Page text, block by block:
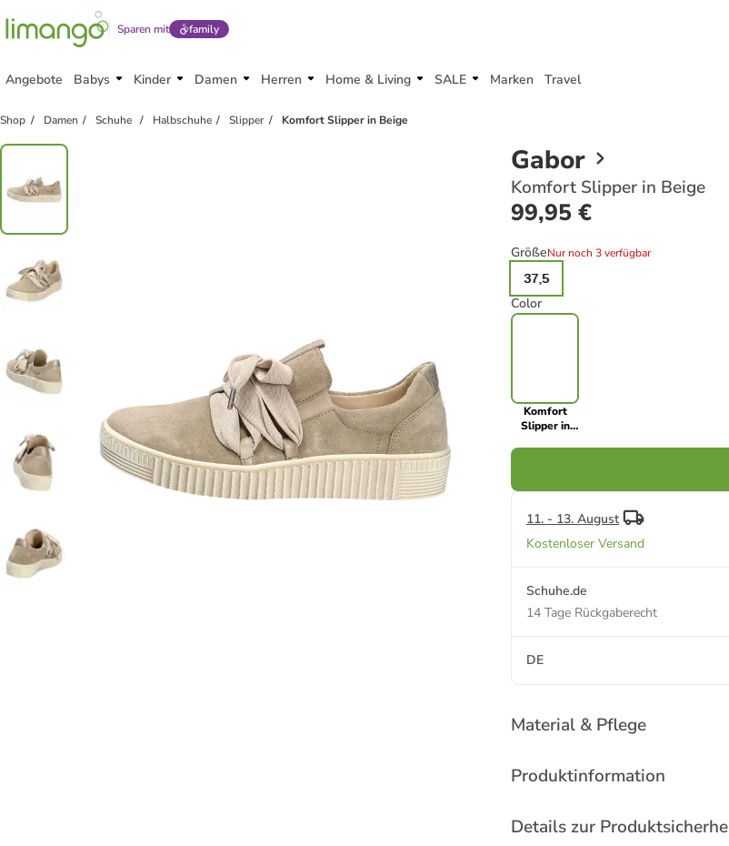
Sparen mit family
Angebote Babys Kinder Damen Herren Home & Living SALE Marken Travel
Shop Damen Schuhe Halbschuhe Slipper Komfort Slipper in Beige
Gabor
Komfort Slipper in Beige
99,95 €
GrößeNur noch 3 verfügbar
37,5
Color
Komfort
Slipper in
11. - 13. August
Kostenloser Versand
Schuhe.de
14 Tage Rückgaberecht
DE
Material & Pflege
Produktinformation
Details zur